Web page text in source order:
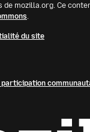
mozilla.org. Ce
.
du site